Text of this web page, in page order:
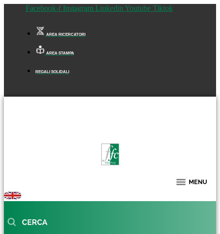
Facebook-f Instagram Linkedin Youtube Tiktok
AREA RICERCATORI
AREA STAMPA
REGALI SOLIDALI